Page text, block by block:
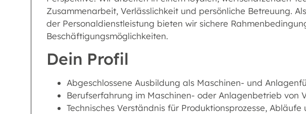
Zusammenarbeit, Verlässlichkeit und persönliche Betreuung.
der Personaldienstleistung bieten wir sichere
Beschäftigungsmöglichkeiten.
Dein Profil
Abgeschlossene Ausbildung als Maschinen- und
Berufserfahrung im Maschinen- oder Anlagenbetrieb von
Technisches Verständnis für Produktionsprozesse,